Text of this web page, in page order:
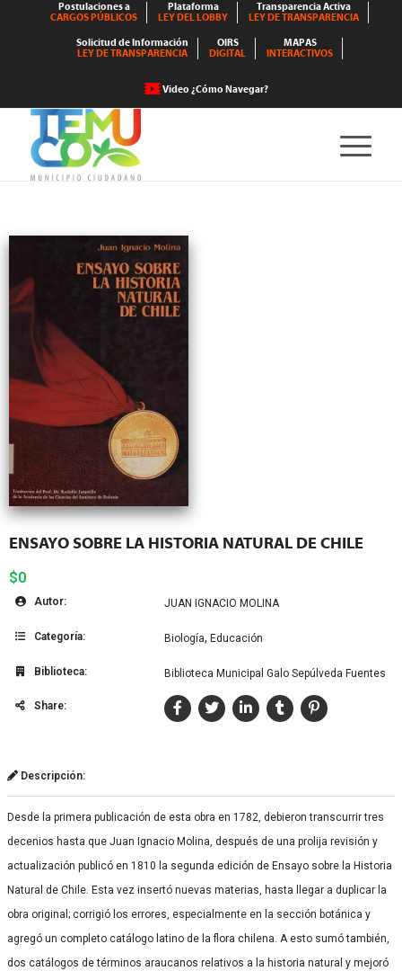
Postulaciones a
CARGOS PÚBLICOS
Plataforma
LEY DEL LOBBY
Transparencia Activa
LEY DE TRANSPARENCIA
Solicitud de Información
LEY DE TRANSPARENCIA
OIRS
DIGITAL
MAPAS
INTERACTIVOS
Video ¿Cómo Navegar?
ENSAYO SOBRE LA HISTORIA NATURAL DE CHILE
$0
Autor: JUAN IGNACIO MOLINA
Categoría: Biología, Educación
Biblioteca: Biblioteca Municipal Galo Sepúlveda Fuentes
Share:
Descripción:
Desde la primera publicación de esta obra en 1782, debieron transcurrir tres
decenios hasta que Juan Ignacio Molina, después de una prolija revisión y
actualización publicó en 1810 la segunda edición de Ensayo sobre la Historia
Natural de Chile. Esta vez insertó nuevas materias, hasta llegar a duplicar la
obra original; corrigió los errores, especialmente en la sección botánica y
agregó un completo catálogo latino de la flora chilena. A esto sumó también,
dos catálogos de términos araucanos relativos a la historia natural y mejoró